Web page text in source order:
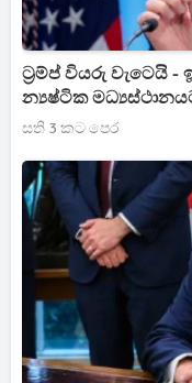
ට්‍රම්ප් වියරු වැටෙයි
න්‍යෂ්ටික
සති 3 කට පෙර